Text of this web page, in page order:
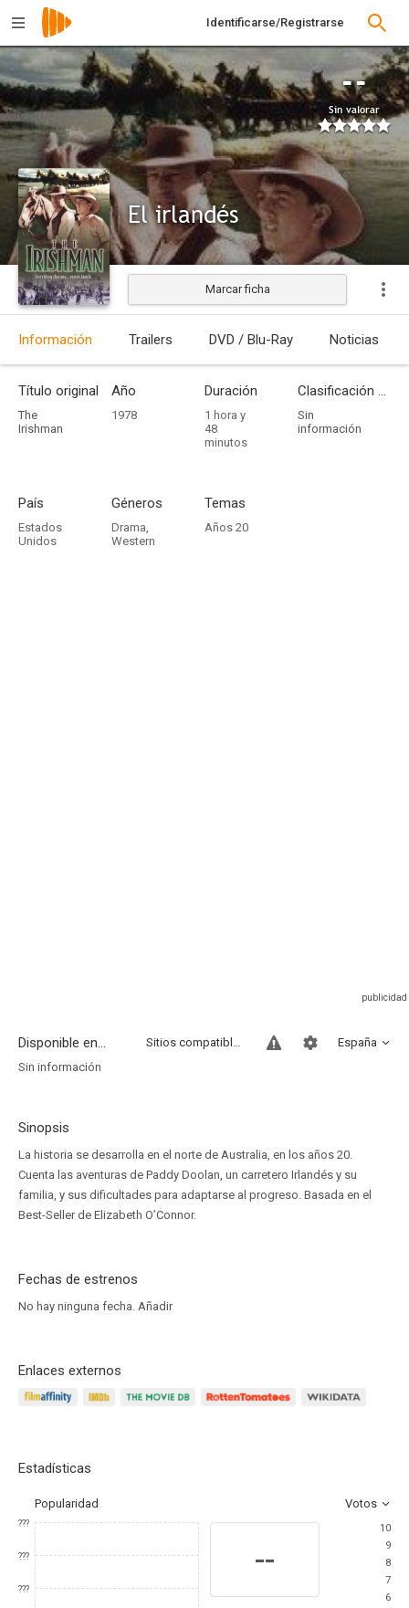
Identificarse/Registrarse
--
Sin valorar
El irlandés
Estrenada
Marcar ficha
Información Trailers DVD / Blu-Ray Noticias
Título original
The
Irishman
Año
1978
Duración
1 hora y
48
minutos
Clasificación por edades
Sin
información
País
Estados
Unidos
Géneros
Drama,
Western
Temas
Años 20
Disponible en... España
Sitios compatibles
Sin información
Sinopsis
La historia se desarrolla en el norte de Australia, en los años 20.
Cuenta las aventuras de Paddy Doolan, un carretero Irlandés y su
familia, y sus dificultades para adaptarse al progreso. Basada en el
Best-Seller de Elizabeth O’Connor.
Fechas de estrenos
No hay ninguna fecha. Añadir
Enlaces externos
Estadísticas
Popularidad Votos
???
???
???
--
10
9
8
7
6